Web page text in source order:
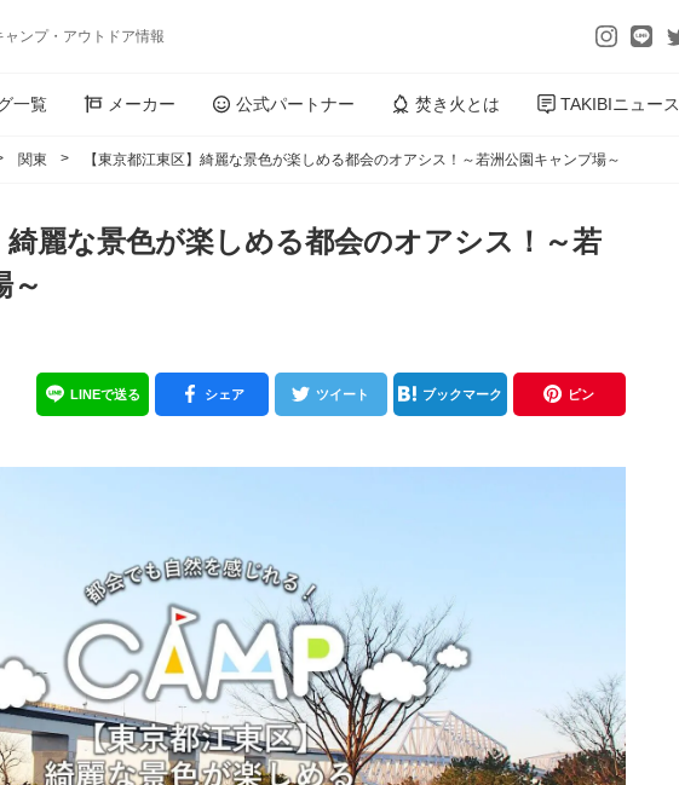
ャンプ・アウトドア情報
一覧 メーカー 公式パートナー 焚き火とは TAKIBIニュース
関東 【東京都江東区】綺麗な景色が楽しめる都会のオアシス！～若洲公園キャンプ場～
綺麗な景色が楽しめる都会のオアシス！～若
～
LINEで送る シェア ツイート ブックマーク ピン